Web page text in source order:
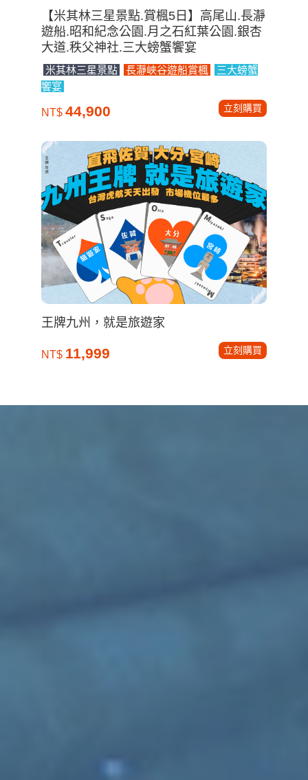
【米其林三星景點.賞楓5日】高尾山.長瀞
遊船.昭和紀念公園.月之石紅葉公園.銀杏
大道.秩父神社.三大螃蟹饗宴
米其林三星景點 長瀞峽谷遊船賞楓
三大螃蟹
饗宴
NT$ 44,900 立刻購買
王牌九州，就是旅遊家
NT$ 11,999 立刻購買